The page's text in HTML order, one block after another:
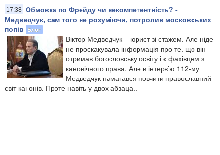
17:38 Обмовка по Фрейду чи некомпетентність? -
Медведчук, сам того не розуміючи, потролив московських
попів
Блог
Віктор Медведчук – юрист зі стажем. Але ніде
не проскакувала інформація про те, що він
отримав богословську освіту і є фахівцем з
канонічного права. Але в інтерв’ю 112-му
Медведчук намагався повчити православний
світ канонів. Проте навіть у двох абзаца...